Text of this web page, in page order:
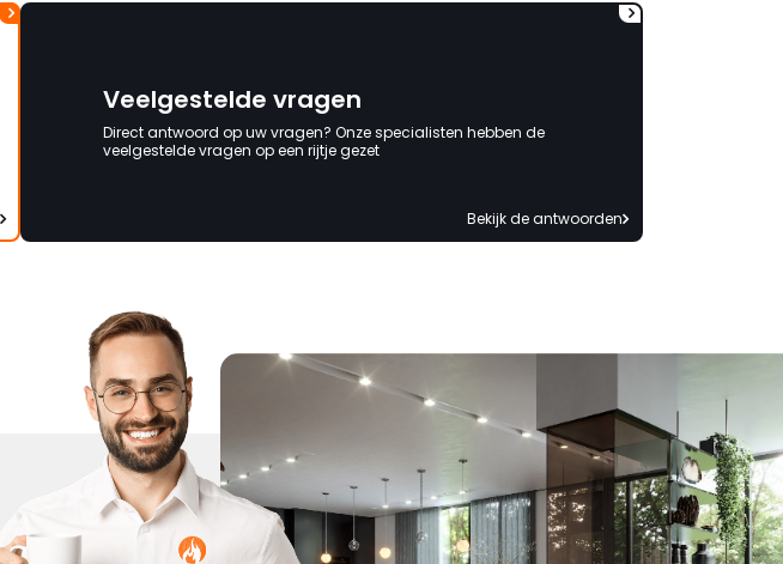
Veelgestelde vragen
Direct antwoord op uw vragen? Onze specialisten hebben de
veelgestelde vragen op een rijtje gezet
Bekijk de antwoorden